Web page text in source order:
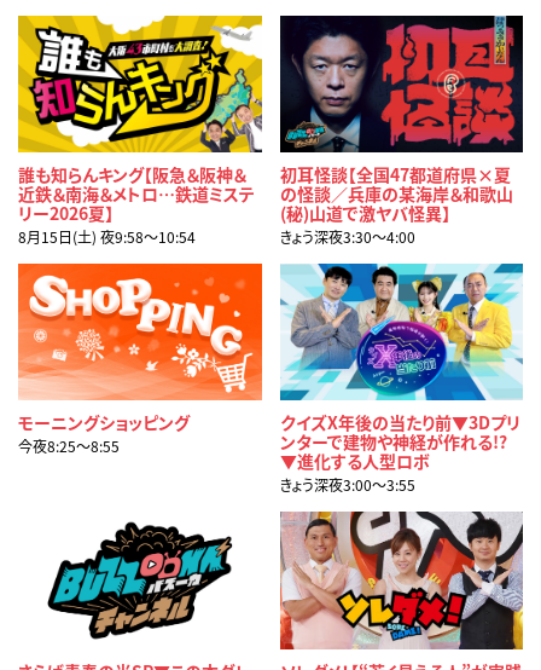
誰も知らんキング【阪急＆阪神＆
近鉄＆南海＆メトロ…鉄道ミステ
リー2026夏】
8月15日(土) 夜9:58〜10:54
初耳怪談【全国47都道府県×夏
の怪談／兵庫の某海岸＆和歌山
(秘)山道で激ヤバ怪異】
きょう深夜3:30〜4:00
モーニングショッピング
今夜8:25〜8:55
クイズX年後の当たり前▼3Dプリ
ンターで建物や神経が作れる!?
▼進化する人型ロボ
きょう深夜3:00〜3:55